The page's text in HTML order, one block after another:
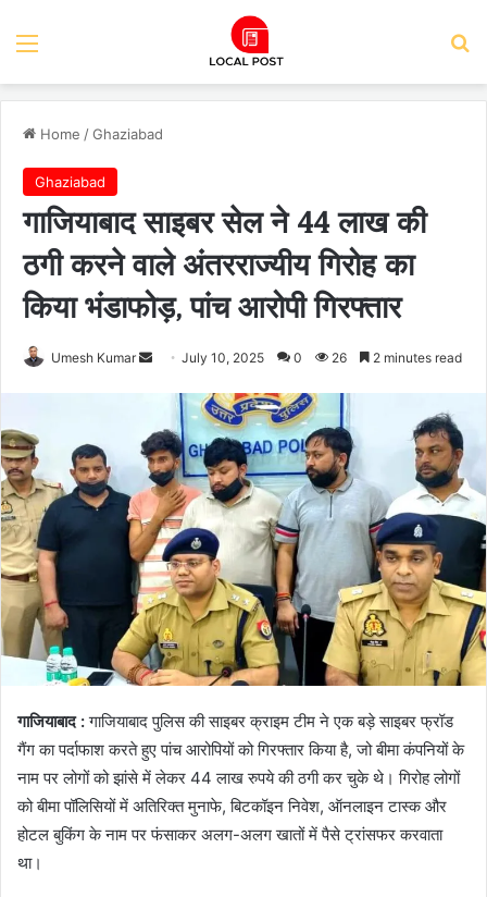
Menu
Home /Ghaziabad
Ghaziabad
गाजियाबाद साइबर सेल ने 44 लाख की
ठगी करने वाले अंतरराज्यीय गिरोह का
किया भंडाफोड़, पांच आरोपी गिरफ्तार
Umesh Kumar
Send
email
July 10, 2025 0 26 2 minutes read
गाजियाबाद :गाजियाबाद पुलिस की साइबर क्राइम टीम ने एक बड़े साइबर फ्रॉड
गैंग का पर्दाफाश करते हुए पांच आरोपियों को गिरफ्तार किया है, जो बीमा कंपनियों के
नाम पर लोगों को झांसे में लेकर 44 लाख रुपये की ठगी कर चुके थे। गिरोह लोगों
को बीमा पॉलिसियों में अतिरिक्त मुनाफे, बिटकॉइन निवेश, ऑनलाइन टास्क और
होटल बुकिंग के नाम पर फंसाकर अलग-अलग खातों में पैसे ट्रांसफर करवाता
था।